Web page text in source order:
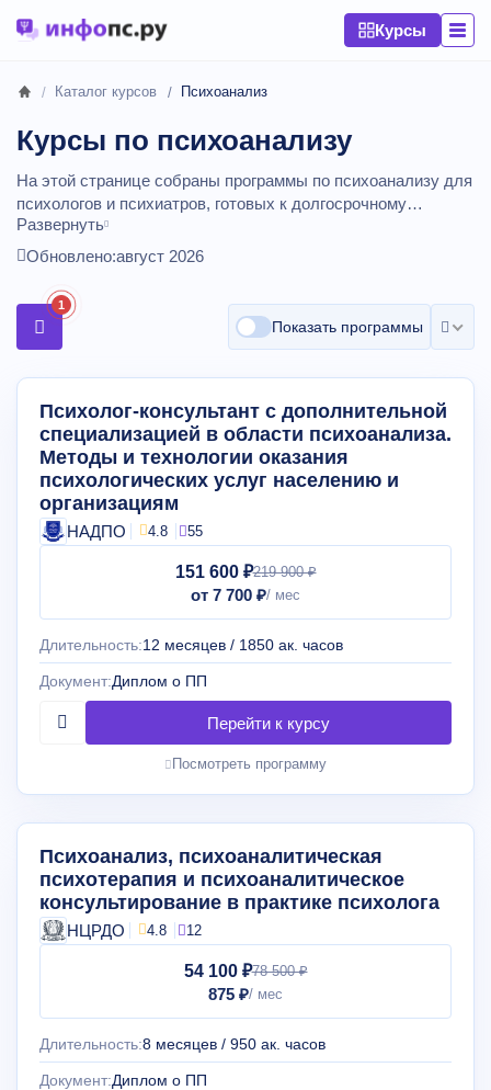
Курсы
Каталог курсов Психоанализ
Курсы по психоанализу
На этой странице собраны программы по психоанализу для
психологов и психиатров, готовых к долгосрочному
обучению. Курсы включают теорию классического и
современного психоанализа, обязательную личную
обучения вы формируете аналитическое мышление и
основу для дальнейшей сертификации в выбранной школе.
Сравнивайте стоимость обучения психологии и
Развернуть
Обновлено:август 2026
1
Показать программы
Психолог-консультант с дополнительной
специализацией в области психоанализа.
Методы и технологии оказания
психологических услуг населению и
организациям
НАДПО 4.8 55
151 600 ₽219 900 ₽
от 7 700 ₽
Длительность:12 месяцев / 1850 ак. часов
Документ:Диплом о ПП
Посмотреть программу
Психоанализ, психоаналитическая
психотерапия и психоаналитическое
консультирование в практике психолога
НЦРДО 4.8 12
54 100 ₽78 500 ₽
875 ₽
Длительность:8 месяцев / 950 ак. часов
Документ:Диплом о ПП